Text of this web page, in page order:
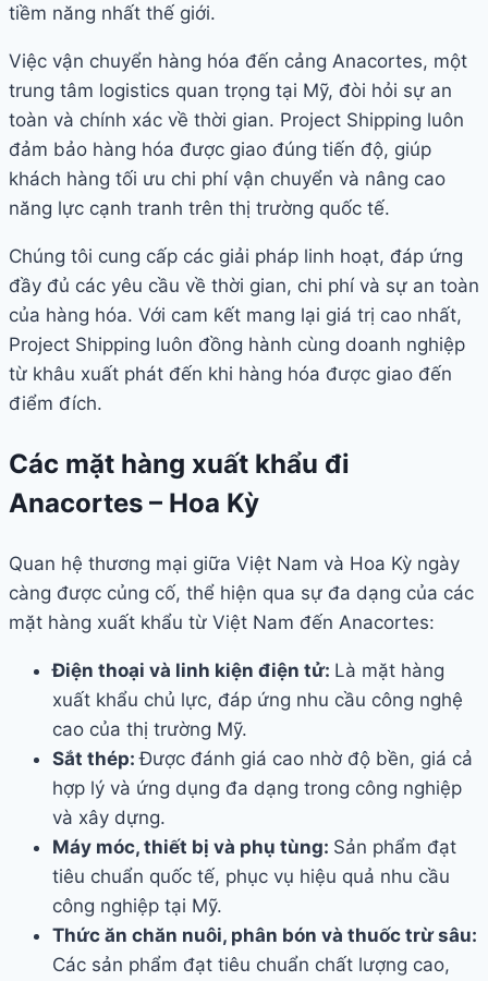
tiềm năng nhất thế giới.
Việc vận chuyển hàng hóa đến cảng Anacortes, một
trung tâm logistics quan trọng tại Mỹ, đòi hỏi sự an
toàn và chính xác về thời gian. Project Shipping luôn
đảm bảo hàng hóa được giao đúng tiến độ, giúp
khách hàng tối ưu chi phí vận chuyển và nâng cao
năng lực cạnh tranh trên thị trường quốc tế.
Chúng tôi cung cấp các giải pháp linh hoạt, đáp ứng
đầy đủ các yêu cầu về thời gian, chi phí và sự an toàn
của hàng hóa. Với cam kết mang lại giá trị cao nhất,
Project Shipping luôn đồng hành cùng doanh nghiệp
từ khâu xuất phát đến khi hàng hóa được giao đến
điểm đích.
Các mặt hàng xuất khẩu đi
Anacortes – Hoa Kỳ
Quan hệ thương mại giữa Việt Nam và Hoa Kỳ ngày
càng được củng cố, thể hiện qua sự đa dạng của các
mặt hàng xuất khẩu từ Việt Nam đến Anacortes:
Điện thoại và linh kiện điện tử: Là mặt hàng
xuất khẩu chủ lực, đáp ứng nhu cầu công nghệ
cao của thị trường Mỹ.
Sắt thép:Được đánh giá cao nhờ độ bền, giá cả
hợp lý và ứng dụng đa dạng trong công nghiệp
và xây dựng.
Máy móc, thiết bị và phụ tùng: Sản phẩm đạt
tiêu chuẩn quốc tế, phục vụ hiệu quả nhu cầu
công nghiệp tại Mỹ.
Thức ăn chăn nuôi, phân bón và thuốc trừ sâu:
Các sản phẩm đạt tiêu chuẩn chất lượng cao,